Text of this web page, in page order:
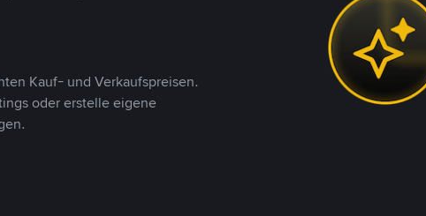
Kauf- und Verkaufspreisen.
oder erstelle eigene